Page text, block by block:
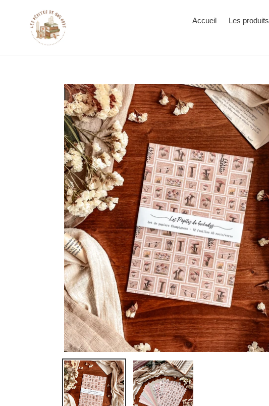
Accueil Les produits